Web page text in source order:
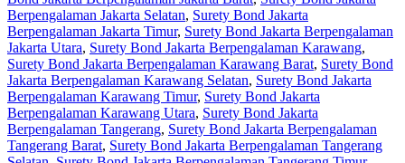
Berpengalaman Jakarta Selatan, Surety Bond Jakarta
Berpengalaman Jakarta Timur, Surety Bond Jakarta Berpengalaman
Jakarta Utara, Surety Bond Jakarta Berpengalaman Karawang,
Surety Bond Jakarta Berpengalaman Karawang Barat, Surety Bond
Jakarta Berpengalaman Karawang Selatan, Surety Bond Jakarta
Berpengalaman Karawang Timur, Surety Bond Jakarta
Berpengalaman Karawang Utara, Surety Bond Jakarta
Berpengalaman Tangerang, Surety Bond Jakarta Berpengalaman
Tangerang Barat, Surety Bond Jakarta Berpengalaman Tangerang